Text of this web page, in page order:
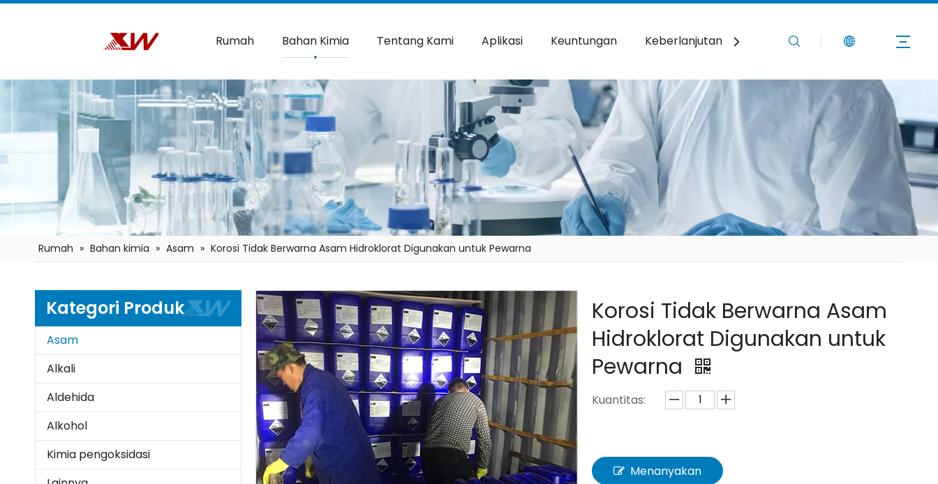
Rumah Bahan Kimia Tentang Kami Aplikasi Keuntungan Keberlanjutan Hubungi Kami
Rumah » Bahan kimia » Asam » Korosi Tidak Berwarna Asam Hidroklorat Digunakan untuk Pewarna
Kategori Produk
Asam
Alkali
Aldehida
Alkohol
Kimia pengoksidasi
Korosi Tidak Berwarna Asam
Hidroklorat Digunakan untuk
Pewarna
Kuantitas:
Menanyakan